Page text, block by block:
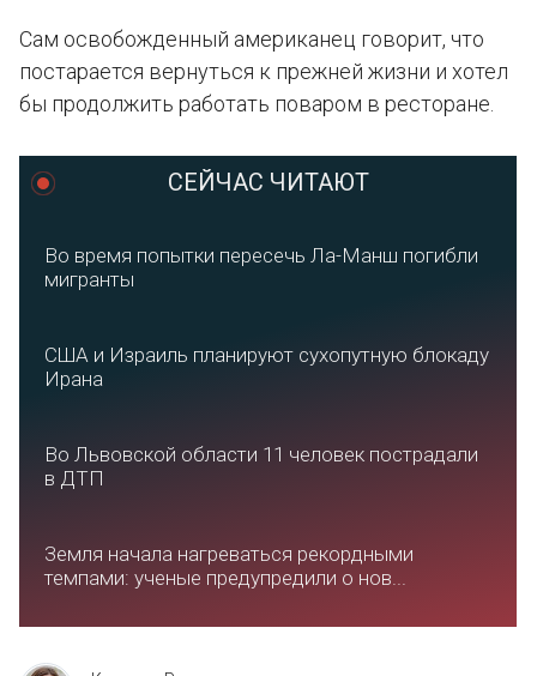
Сам освобожденный американец говорит, что
постарается вернуться к прежней жизни и хотел
бы продолжить работать поваром в ресторане.
СЕЙЧАС ЧИТАЮТ
Во время попытки пересечь Ла-Манш погибли
мигранты
США и Израиль планируют сухопутную блокаду
Ирана
Во Львовской области 11 человек пострадали
в ДТП
Земля начала нагреваться рекордными
темпами: ученые предупредили о нов...